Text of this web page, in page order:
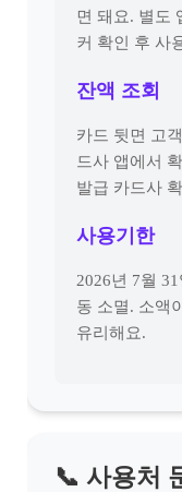
면 돼요. 별도
커 확인 후 사
잔액 조회
카드 뒷면 고
드사 앱에서
발급 카드사
사용기한
2026년 7월
동 소멸. 소액
유리해요.
📞 사용처